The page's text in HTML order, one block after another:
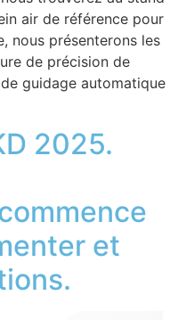
air de référence pour
nous présenterons les
de précision de
guidage automatique
2025.
et